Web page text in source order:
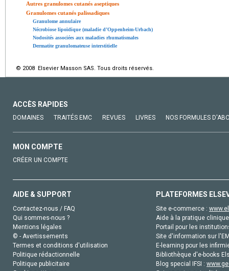
Autres granulomes cutanés aseptiques
Granulomes cutanés palissadiques
Granulome annulaire
Nécrobiose lipoïdique (maladie d’Oppenheim-Urbach)
Nodosités associées aux maladies rhumatismales
Dermatite granulomateuse interstitielle
© 2008 Elsevier Masson SAS. Tous droits réservés.
ACCÈS RAPIDES
DOMAINES TRAITÉS EMC REVUES LIVRES NOS FORMULES
MON COMPTE
CRÉER UN COMPTE
AIDE & SUPPORT
Contactez-nous / FAQ
Qui sommes-nous ?
Mentions légales
© - Avertissements
Termes et conditions d'utilisation
Politique rédactionnelle
Politique publicitaire
PLATEFORMES
Site e-commerce :
Aide à la pratique
Portail pour les
Site d'information sur
E-learning pour les
Bibliothèque d'e-books
Blog special IFSI :